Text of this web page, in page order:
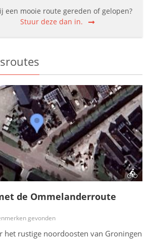
een mooie route gereden of gelopen?
Stuur deze dan in.
de Ommelanderroute
gevonden
het rustige noordoosten van Groningen